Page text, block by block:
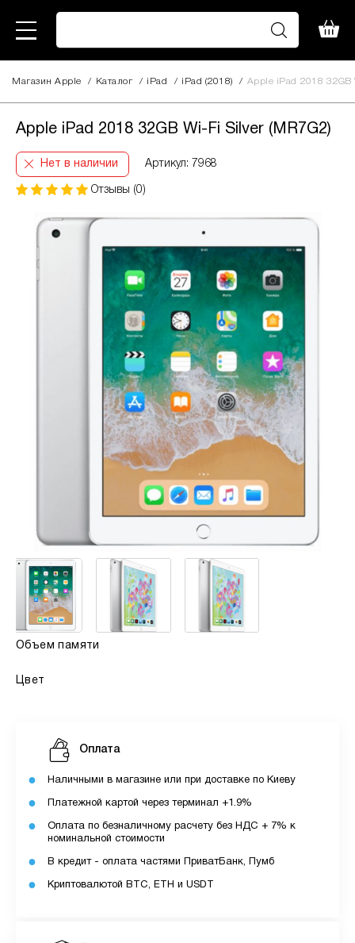
Магазин Apple / Каталог / iPad / iPad (2018) / Apple iPad 2018 32GB
Apple iPad 2018 32GB Wi-Fi Silver (MR7G2)
Нет в наличии Артикул: 7968
Отзывы (0)
Объем памяти
Цвет
Оплата
Наличными в магазине или при доставке по Киеву
Платежной картой через терминал +1.9%
Оплата по безналичному расчету без НДС + 7% к
номинальной стоимости
В кредит - оплата частями ПриватБанк, Пумб
Криптовалютой BTC, ETH и USDT